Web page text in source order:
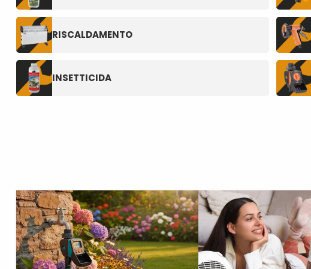
RISCALDAMENTO
INSETTICIDA